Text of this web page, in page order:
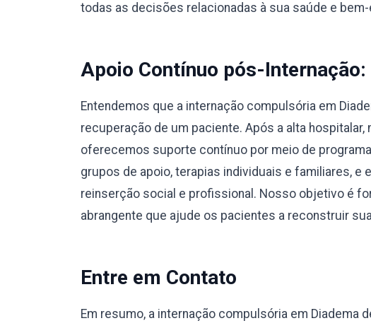
todas as decisões relacionadas à sua saúde e bem-
Apoio Contínuo pós-Internação:
Entendemos que a internação compulsória em
recuperação de um paciente. Após a alta hospitalar,
oferecemos suporte contínuo por meio de
grupos de apoio, terapias individuais e familiares, e
reinserção social e profissional. Nosso objetivo é
abrangente que ajude os pacientes a reconstruir
Entre em Contato
Em resumo, a internação compulsória em Diadema